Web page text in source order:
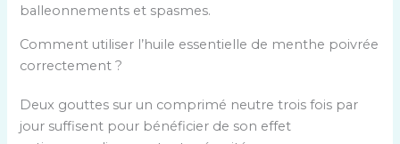
balleonnements et spasmes.
Comment utiliser l’huile essentielle de menthe poivrée
correctement ?
Deux gouttes sur un comprimé neutre trois fois par
jour suffisent pour bénéficier de son effet